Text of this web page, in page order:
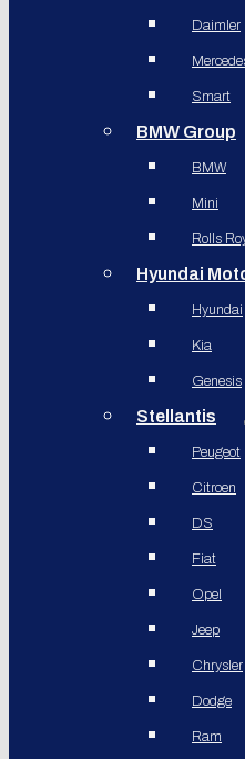
Daimler
Smart
BMW Group
BMW
Mini
Rolls
Hyundai
Hyundai
Kia
Genesis
Stellantis
Peugeot
Citroen
DS
Fiat
Opel
Jeep
Chrysler
Dodge
Ram